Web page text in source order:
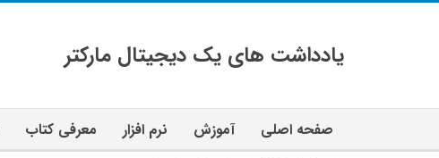
یادداشت های یک دیجیتال مارکتر
صفحه اصلی آموزش نرم افزار معرفی کتاب